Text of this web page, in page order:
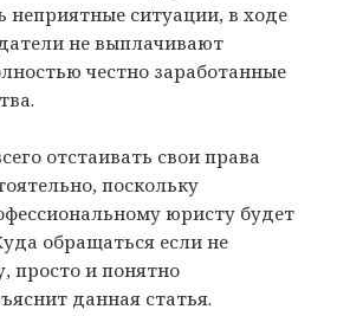
неприятные ситуации, в ходе
не выплачивают
честно заработанные
отстаивать свои права
поскольку
юристу будет
обращаться если не
просто и понятно
данная статья.